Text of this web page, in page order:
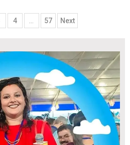
4 57 Next